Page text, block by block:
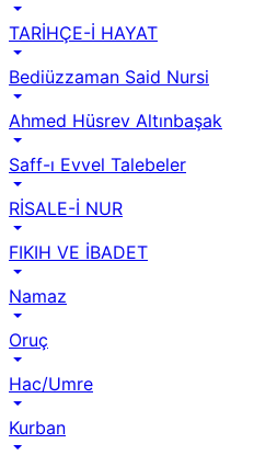
TARİHÇE-İ HAYAT
Bediüzzaman Said Nursi
Ahmed Hüsrev Altınbaşak
Saff-ı Evvel Talebeler
RİSALE-İ NUR
FIKIH VE İBADET
Namaz
Oruç
Hac/Umre
Kurban